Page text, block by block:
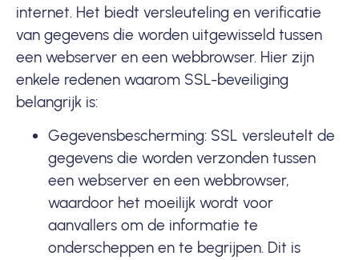
internet. Het biedt versleuteling en verificatie
van gegevens die worden uitgewisseld tussen
een webserver en een webbrowser. Hier zijn
enkele redenen waarom SSL-beveiliging
belangrijk is:
Gegevensbescherming: SSL versleutelt de
gegevens die worden verzonden tussen
een webserver en een webbrowser,
waardoor het moeilijk wordt voor
aanvallers om de informatie te
onderscheppen en te begrijpen. Dit is